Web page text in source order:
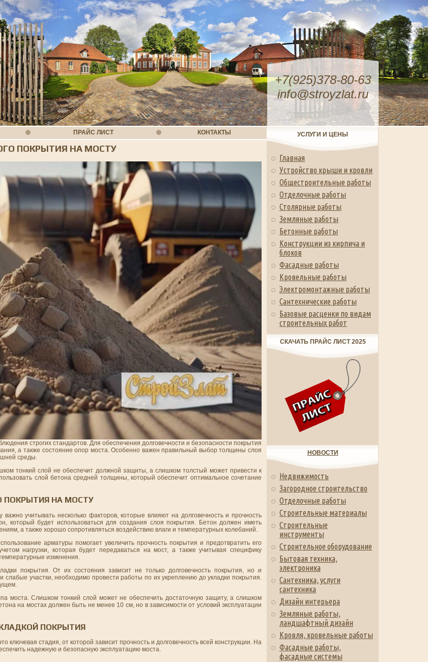
+7(925)378-80-63
info@stroyzlat.ru
ПРАЙС ЛИСТ КОНТАКТЫ
ПОКРЫТИЯ НА МОСТУ
строгих стандартов. Для обеспечения долговечности и безопасности покрытия
а также состояние опор моста. Особенно важен правильный выбор толщины слоя
среды.
тонкий слой не обеспечит должной защиты, а слишком толстый может привести к
слой бетона средней толщины, который обеспечит оптимальное сочетание
ПОКРЫТИЯ НА МОСТУ
учитывать несколько факторов, которые влияют на долговечность и прочность
который будет использоваться для создания слоя покрытия. Бетон должен иметь
а также хорошо сопротивляться воздействию влаги и температурных колебаний.
арматуры помогает увеличить прочность покрытия и предотвратить его
нагрузки, которая будет передаваться на мост, а также учитывая специфику
изменения.
покрытия. От их состояния зависит не только долговечность покрытия, но и
участки, необходимо провести работы по их укреплению до укладки покрытия.
моста. Слишком тонкий слой может не обеспечить достаточную защиту, а слишком
на мостах должен быть не менее 10 см, но в зависимости от условий эксплуатации
ПОКРЫТИЯ
ключевая стадия, от которой зависит прочность и долговечность всей конструкции. На
надежную и безопасную эксплуатацию моста.
УСЛУГИ И ЦЕНЫ
Главная
Устройство крыши и кровли
Общестроительные работы
Отделочные работы
Столярные работы
Земляные работы
Бетонные работы
Конструкции из кирпича и
блоков
Фасадные работы
Кровельные работы
Электромонтажные работы
Сантехнические работы
Базовые расценки по видам
строительных работ
СКАЧАТЬ ПРАЙС ЛИСТ 2025
НОВОСТИ
Недвижимость
Загородное строительство
Отделочные работы
Строительные материалы
Строительные
инструменты
Строительное оборудование
Бытовая техника,
электроника
Сантехника, услуги
сантехника
Дизайн интерьера
Земляные работы,
ландшафтный дизайн
Кровля, кровельные работы
Фасадные работы,
фасадные системы